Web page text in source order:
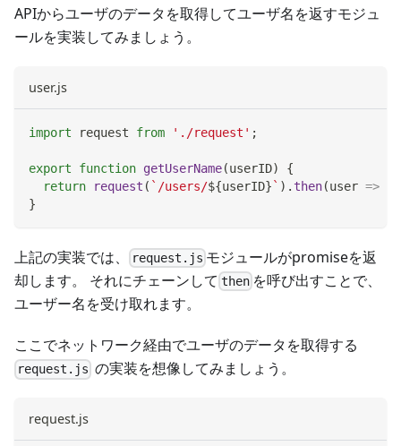
APIからユーザのデータを取得してユーザ名を返すモジュ
ールを実装してみましょう。
user.js
import request from './request' ;
export function getUserName(userID)
{
return
request ( ` /users/${userID} ` ) . then(user =>
}
上記の実装では、 request.js モジュールがpromiseを返
却します。 それにチェーンして then を呼び出すことで、
ユーザー名を受け取れます。
ここでネットワーク経由でユーザのデータを取得する
request.js の実装を想像してみましょう。
request.js